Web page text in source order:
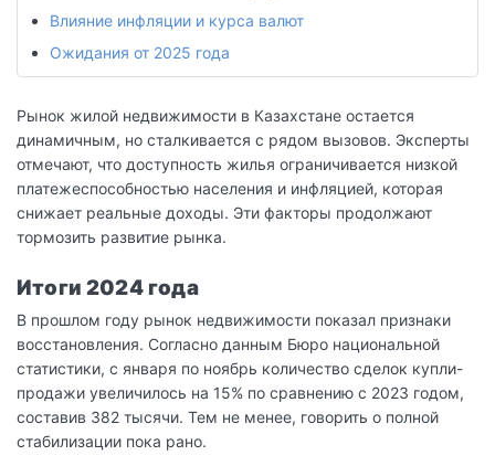
Влияние инфляции и курса валют
Ожидания от 2025 года
Рынок жилой недвижимости в Казахстане остается
динамичным, но сталкивается с рядом вызовов. Эксперты
отмечают, что доступность жилья ограничивается низкой
платежеспособностью населения и инфляцией, которая
снижает реальные доходы. Эти факторы продолжают
тормозить развитие рынка.
Итоги 2024 года
В прошлом году рынок недвижимости показал признаки
восстановления. Согласно данным Бюро национальной
статистики, с января по ноябрь количество сделок купли-
продажи увеличилось на 15% по сравнению с 2023 годом,
составив 382 тысячи. Тем не менее, говорить о полной
стабилизации пока рано.